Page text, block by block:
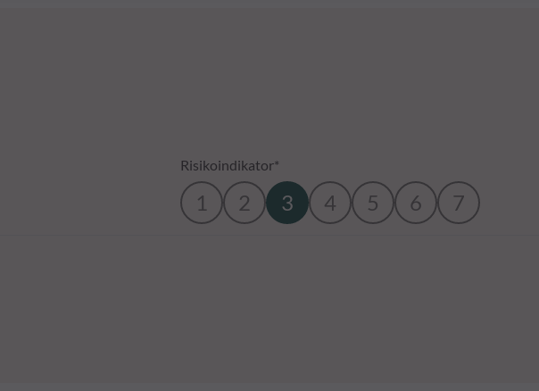
Risikoindikator*
1 2 3 4 5 6 7